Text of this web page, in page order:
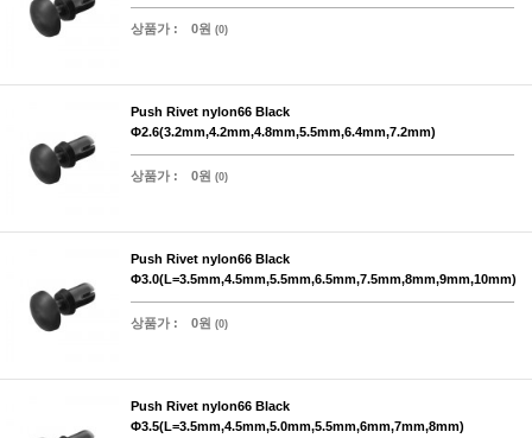
상품가 : 0원 (0)
Push Rivet nylon66 Black
Φ2.6(3.2mm,4.2mm,4.8mm,5.5mm,6.4mm,7.2mm)
상품가 : 0원 (0)
Push Rivet nylon66 Black
Φ3.0(L=3.5mm,4.5mm,5.5mm,6.5mm,7.5mm,8mm,9mm,10mm)
상품가 : 0원 (0)
Push Rivet nylon66 Black
Φ3.5(L=3.5mm,4.5mm,5.0mm,5.5mm,6mm,7mm,8mm)